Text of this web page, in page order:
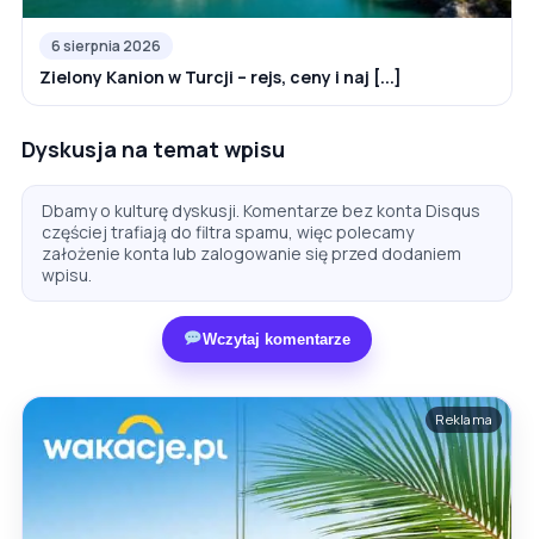
6 sierpnia 2026
Zielony Kanion w Turcji – rejs, ceny i naj [...]
Dyskusja na temat wpisu
Dbamy o kulturę dyskusji. Komentarze bez konta Disqus
częściej trafiają do filtra spamu, więc polecamy
założenie konta lub zalogowanie się przed dodaniem
wpisu.
Wczytaj komentarze
Reklama